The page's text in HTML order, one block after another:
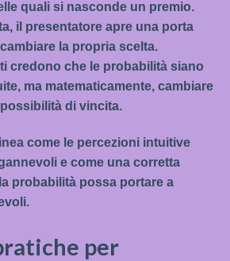
quali si nasconde un premio.
il presentatore apre una porta
la propria scelta.
credono che le probabilità siano
ma matematicamente, cambiare
di vincita.
come le percezioni intuitive
e come una corretta
probabilità possa portare a
per